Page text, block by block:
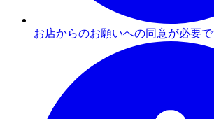
お店からのお願いへの同意が必要で